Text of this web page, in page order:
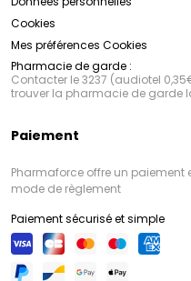
Cookies
Mes préférences Cookies
Pharmacie de garde :
Contacter le 3237 (audiotel
trouver la pharmacie de garde
Paiement
Pharmaforce offre un paiement
mode de règlement
Paiement sécurisé et simple